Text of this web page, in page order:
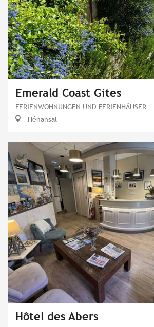
Emerald Coast Gites
FERIENWOHNUNGEN UND FERIENHÄUSER
Hénansal
Hôtel des Abers